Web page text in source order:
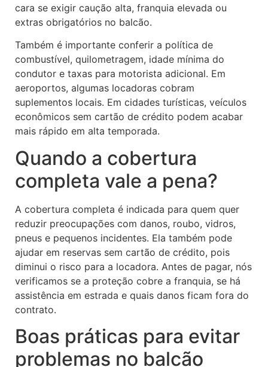
cara se exigir caução alta, franquia elevada ou
extras obrigatórios no balcão.
Também é importante conferir a política de
combustível, quilometragem, idade mínima do
condutor e taxas para motorista adicional. Em
aeroportos, algumas locadoras cobram
suplementos locais. Em cidades turísticas, veículos
econômicos sem cartão de crédito podem acabar
mais rápido em alta temporada.
Quando a cobertura
completa vale a pena?
A cobertura completa é indicada para quem quer
reduzir preocupações com danos, roubo, vidros,
pneus e pequenos incidentes. Ela também pode
ajudar em reservas sem cartão de crédito, pois
diminui o risco para a locadora. Antes de pagar, nós
verificamos se a proteção cobre a franquia, se há
assistência em estrada e quais danos ficam fora do
contrato.
Boas práticas para evitar
problemas no balcão